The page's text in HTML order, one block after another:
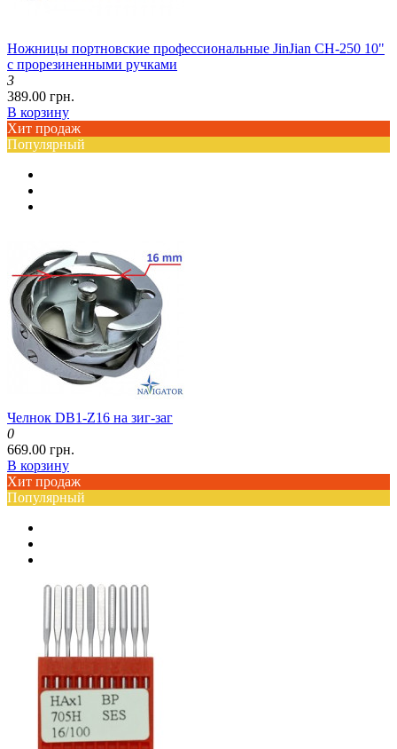
Ножницы портновские профессиональные JinJian CH-250 10"
с прорезиненными ручками
3
389.00 грн.
В корзину
Хит продаж
Популярный
Челнок DB1-Z16 на зиг-заг
0
669.00 грн.
В корзину
Хит продаж
Популярный